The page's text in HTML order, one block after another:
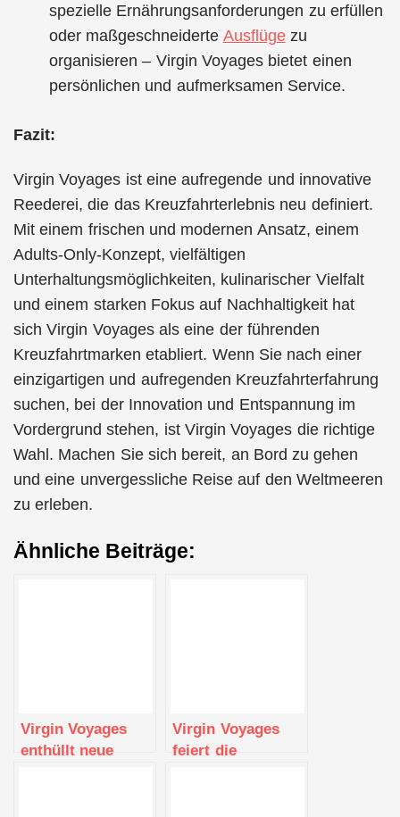
spezielle Ernährungsanforderungen zu erfüllen
oder maßgeschneiderte Ausflügezu
organisieren – Virgin Voyages bietet einen
persönlichen und aufmerksamen Service.
Fazit:
Virgin Voyages ist eine aufregende und innovative
Reederei, die das Kreuzfahrterlebnis neu definiert.
Mit einem frischen und modernen Ansatz, einem
Adults-Only-Konzept, vielfältigen
Unterhaltungsmöglichkeiten, kulinarischer Vielfalt
und einem starken Fokus auf Nachhaltigkeit hat
sich Virgin Voyages als eine der führenden
Kreuzfahrtmarken etabliert. Wenn Sie nach einer
einzigartigen und aufregenden Kreuzfahrterfahrung
suchen, bei der Innovation und Entspannung im
Vordergrund stehen, ist Virgin Voyages die richtige
Wahl. Machen Sie sich bereit, an Bord zu gehen
und eine unvergessliche Reise auf den Weltmeeren
zu erleben.
Ähnliche Beiträge:
Virgin Voyages
enthüllt neue
Virgin Voyages
feiert die